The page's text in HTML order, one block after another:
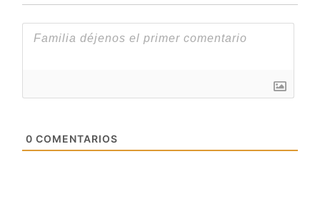
0 COMENTARIOS